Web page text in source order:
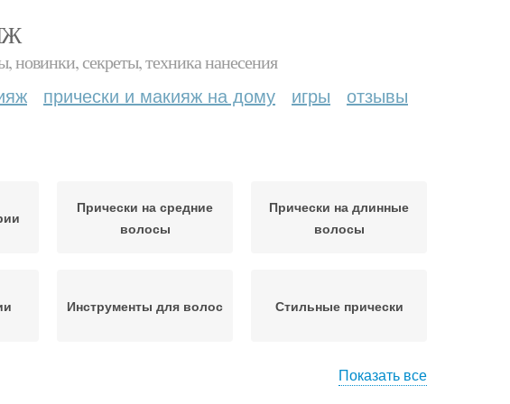
новинки, секреты, техника нанесения
прически и макияж на дому игры отзывы
Прически на средние
волосы
Прически на длинные
волосы
Инструменты для волос Стильные прически
Показать все